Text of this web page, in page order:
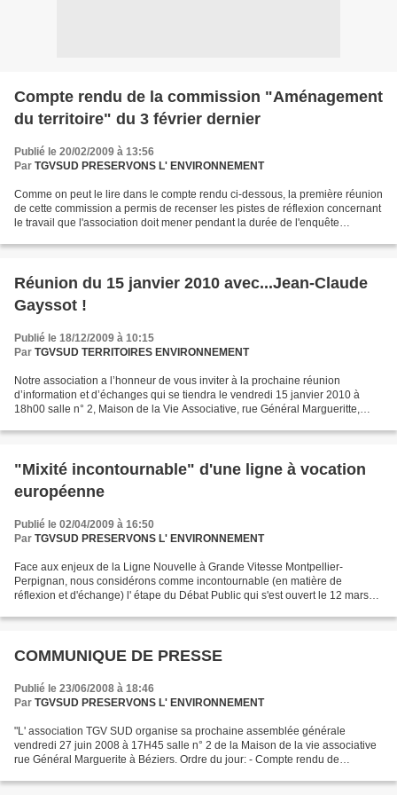
Compte rendu de la commission "Aménagement
du territoire" du 3 février dernier
Publié le 20/02/2009 à 13:56
Par TGVSUD PRESERVONS L' ENVIRONNEMENT
Comme on peut le lire dans le compte rendu ci-dessous, la première réunion
de cette commission a permis de recenser les pistes de réflexion concernant
le travail que l'association doit mener pendant la durée de l'enquête
Réunion du 15 janvier 2010 avec...Jean-Claude
Gayssot !
Publié le 18/12/2009 à 10:15
Par TGVSUD TERRITOIRES ENVIRONNEMENT
Notre association a l’honneur de vous inviter à la prochaine réunion
d’information et d’échanges qui se tiendra le vendredi 15 janvier 2010 à
18h00 salle n° 2, Maison de la Vie Associative, rue Général Margueritte,
"Mixité incontournable" d'une ligne à vocation
européenne
Publié le 02/04/2009 à 16:50
Par TGVSUD PRESERVONS L' ENVIRONNEMENT
Face aux enjeux de la Ligne Nouvelle à Grande Vitesse Montpellier-
Perpignan, nous considérons comme incontournable (en matière de
réflexion et d'échange) l' étape du Débat Public qui s'est ouvert le 12 mars
COMMUNIQUE DE PRESSE
Publié le 23/06/2008 à 18:46
Par TGVSUD PRESERVONS L' ENVIRONNEMENT
"L' association TGV SUD organise sa prochaine assemblée générale
vendredi 27 juin 2008 à 17H45 salle n° 2 de la Maison de la vie associative
rue Général Marguerite à Béziers. Ordre du jour: - Compte rendu de